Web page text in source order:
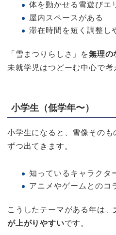
体を動かせる雪遊びエ
屋内スペースがある
滞在時間を短く調整し
「雪まつりらしさ」を無理の
未就学児はつどーむ中心で考
小学生（低学年〜）
小学生になると、雪像そのも
ずつ出てきます。
知っているキャラクタ
アニメやゲームとのコ
こうしたテーマがある年は、
が上がりやすいです。